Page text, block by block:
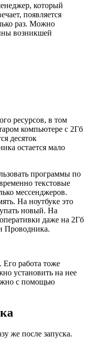
который
появляется
раз. Можно
возникшей
ресурсов, в том
компьютере с 2Гб
десяток
остается мало
программы по
текстовые
мессенджеров.
На ноутбуке это
новый. На
даже на 2Гб
Проводника.
работа тоже
установить на нее
с помощью
же после запуска.